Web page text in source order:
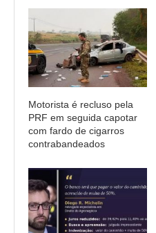
Motorista é recluso pela
PRF em seguida capotar
com fardo de cigarros
contrabandeados